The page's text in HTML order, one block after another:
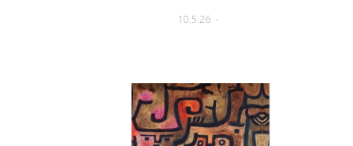
10.5.26 -